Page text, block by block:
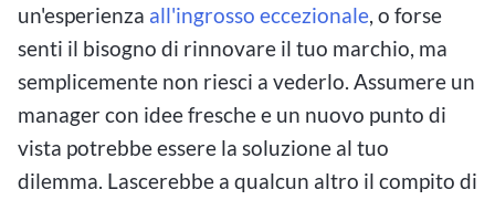
un'esperienza all'ingrosso eccezionale, o forse
senti il ​​bisogno di rinnovare il tuo marchio, ma
semplicemente non riesci a vederlo. Assumere un
manager con idee fresche e un nuovo punto di
vista potrebbe essere la soluzione al tuo
dilemma. Lascerebbe a qualcun altro il compito di